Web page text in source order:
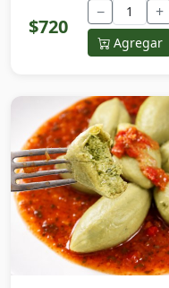
$720
− +
Agregar